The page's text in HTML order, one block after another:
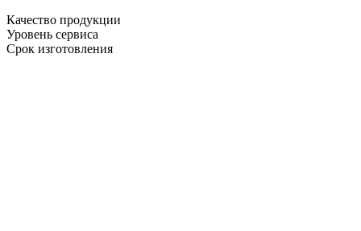
Качество продукции
Уровень сервиса
Срок изготовления